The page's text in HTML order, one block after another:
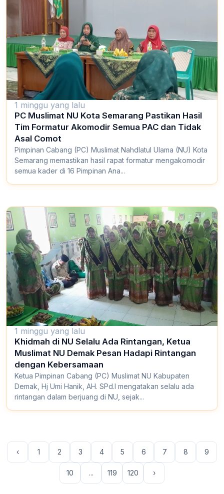
1 minggu yang lalu
PC Muslimat NU Kota Semarang Pastikan Hasil
Tim Formatur Akomodir Semua PAC dan Tidak
Asal Comot
Pimpinan Cabang (PC) Muslimat Nahdlatul Ulama (NU) Kota
Semarang memastikan hasil rapat formatur mengakomodir
semua kader di 16 Pimpinan Ana...
1 minggu yang lalu
Khidmah di NU Selalu Ada Rintangan, Ketua
Muslimat NU Demak Pesan Hadapi Rintangan
dengan Kebersamaan
Ketua Pimpinan Cabang (PC) Muslimat NU Kabupaten
Demak, Hj Umi Hanik, AH. SPd.I mengatakan selalu ada
rintangan dalam berjuang di NU, sejak...
‹ 1 2 3 4 5 6 7 8 9
10 ... 119 120 ›